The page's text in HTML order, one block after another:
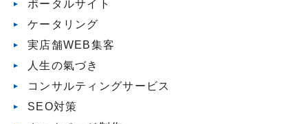
ポータルサイト
ケータリング
実店舗WEB集客
人生の氣づき
コンサルティングサービス
SEO対策